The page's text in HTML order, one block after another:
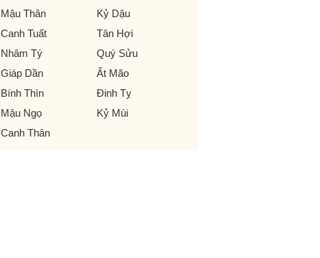
Mậu Thân
Kỷ Dậu
Canh Tuất
Tân Hợi
Nhâm Tý
Quý Sửu
Giáp Dần
Ất Mão
Bính Thìn
Đinh Tỵ
Mậu Ngọ
Kỷ Mùi
Canh Thân